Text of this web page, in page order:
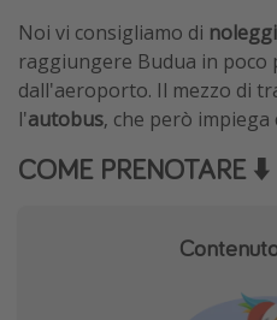
Noi vi consigliamo di
raggiungere Budua in poco
dall'aeroporto. Il mezzo di
l'autobus, che però impiega
COME PRENOTARE ⬇️